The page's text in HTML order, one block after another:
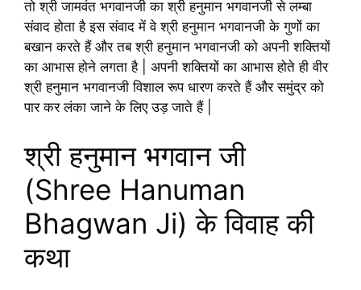
तो श्री जामवंत भगवानजी का श्री हनुमान भगवानजी से लम्बा
संवाद होता है इस संवाद में वे श्री हनुमान भगवानजी के गुणों का
बखान करते हैं और तब श्री हनुमान भगवानजी को अपनी शक्तियों
का आभास होने लगता है | अपनी शक्तियों का आभास होते ही वीर
श्री हनुमान भगवानजी विशाल रूप धारण करते हैं और समुंद्र को
पार कर लंका जाने के लिए उड़ जाते हैं |
श्री हनुमान भगवान जी
(Shree Hanuman
Bhagwan Ji) के विवाह की
कथा